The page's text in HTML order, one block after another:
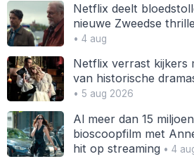
Netflix deelt
nieuwe Zweedse
• 4 aug
Netflix verrast kijkers
van historische
• 5 aug 2026
Al meer dan 15
bioscoopfilm met
hit op streaming• 4